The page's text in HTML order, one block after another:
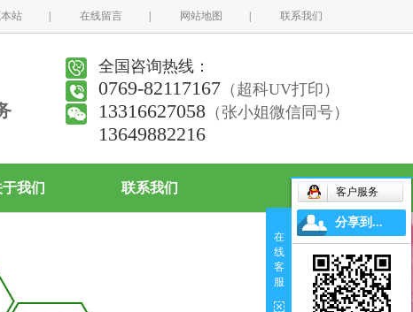
站 在线留言 网站地图 联系我们
全国咨询热线：
0769-82117167 （超科UV打印）
13316627058 （张小姐微信同号）
13649882216
于我们 联系我们
在
线
客
服
客户服务
分享到...